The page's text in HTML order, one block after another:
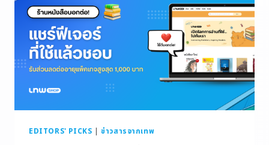
EDITORS' PICKS |ข่าวสารจากเทพ